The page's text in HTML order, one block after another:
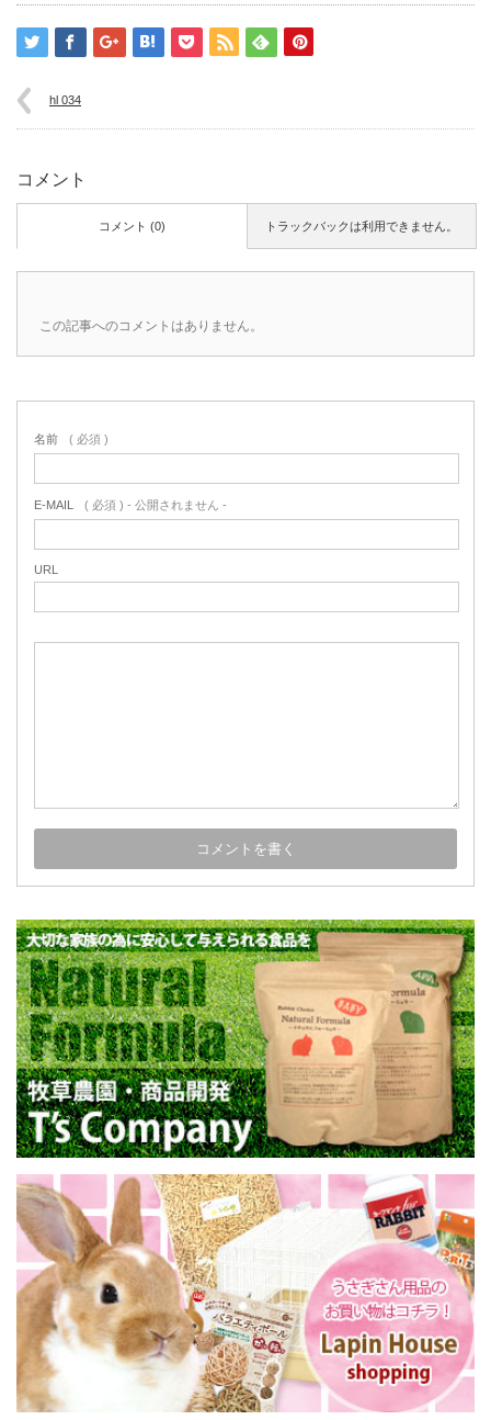
hl 034
コメント
トラックバックは利用できません。
コメント (0)
この記事へのコメントはありません。
名前 ( 必須 )
E-MAIL ( 必須 ) - 公開されません -
URL